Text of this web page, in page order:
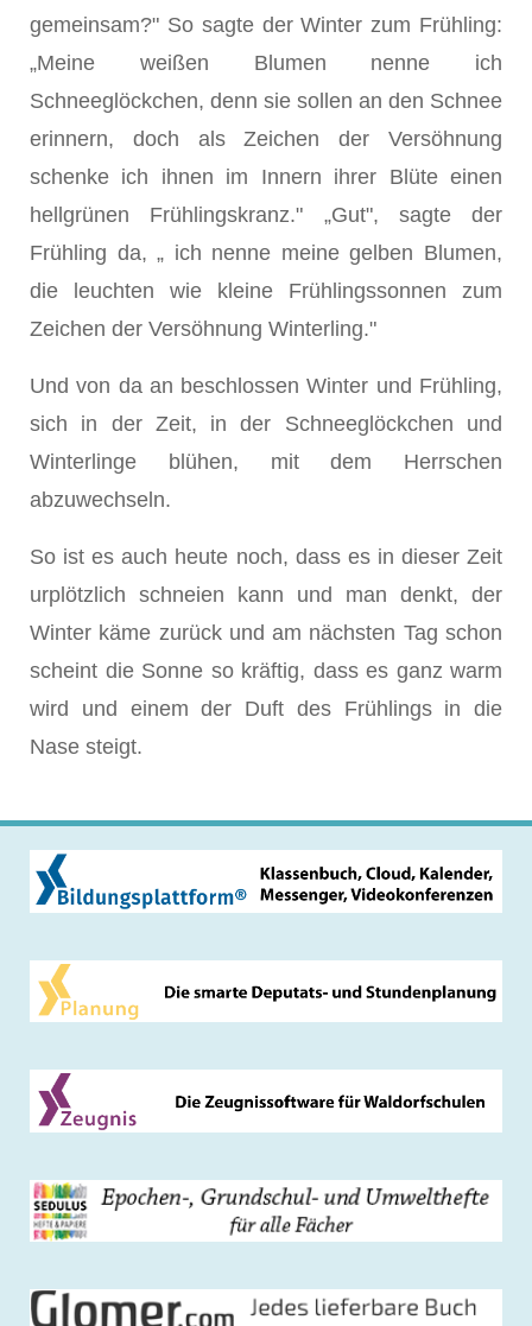
gemeinsam?" So sagte der Winter zum Frühling:
„Meine weißen Blumen nenne ich
Schneeglöckchen, denn sie sollen an den Schnee
erinnern, doch als Zeichen der Versöhnung
schenke ich ihnen im Innern ihrer Blüte einen
hellgrünen Frühlingskranz." „Gut", sagte der
Frühling da, „ ich nenne meine gelben Blumen,
die leuchten wie kleine Frühlingssonnen zum
Zeichen der Versöhnung Winterling."
Und von da an beschlossen Winter und Frühling,
sich in der Zeit, in der Schneeglöckchen und
Winterlinge blühen, mit dem Herrschen
abzuwechseln.
So ist es auch heute noch, dass es in dieser Zeit
urplötzlich schneien kann und man denkt, der
Winter käme zurück und am nächsten Tag schon
scheint die Sonne so kräftig, dass es ganz warm
wird und einem der Duft des Frühlings in die
Nase steigt.